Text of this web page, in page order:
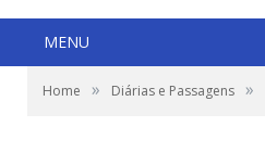
MENU
Home » Diárias e Passagens »